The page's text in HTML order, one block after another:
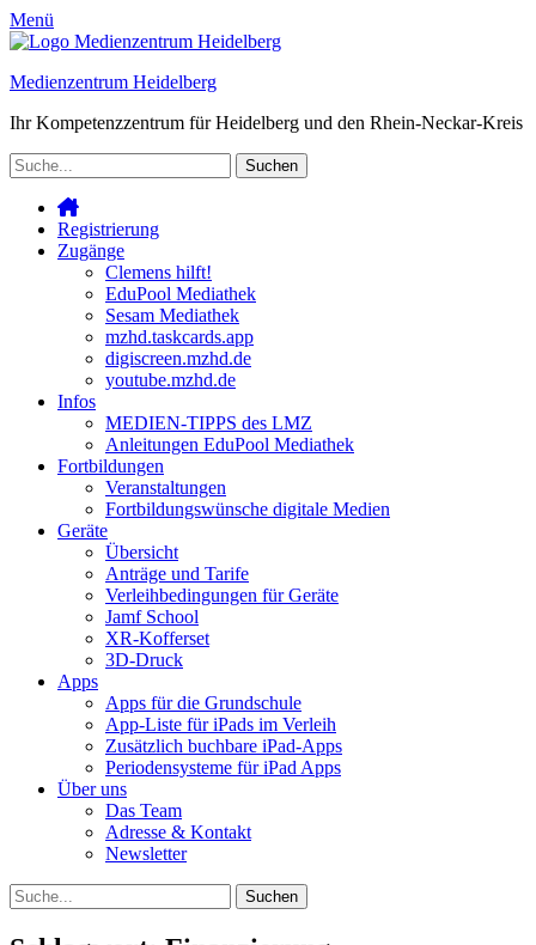
Menü
Medienzentrum Heidelberg
Ihr Kompetenzzentrum für Heidelberg und den Rhein-Neckar-Kreis
Suche
nach:
Primäres
Menü
Zum
Inhalt
springen
Registrierung
Zugänge
Clemens hilft!
EduPool Mediathek
Sesam Mediathek
mzhd.taskcards.app
digiscreen.mzhd.de
youtube.mzhd.de
Infos
MEDIEN-TIPPS des LMZ
Anleitungen EduPool Mediathek
Fortbildungen
Veranstaltungen
Fortbildungswünsche digitale Medien
Geräte
Übersicht
Anträge und Tarife
Verleihbedingungen für Geräte
Jamf School
XR-Kofferset
3D-Druck
Apps
Apps für die Grundschule
App-Liste für iPads im Verleih
Zusätzlich buchbare iPad-Apps
Periodensysteme für iPad Apps
Über uns
Das Team
Adresse & Kontakt
Newsletter
Suchen
Suche
nach: